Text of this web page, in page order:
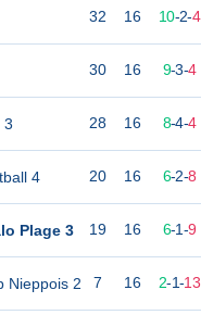
3
4
Plage 3
Nieppois 2
32 16 10-2-4
30 16 9-3-4
28 16 8-4-4
20 16 6-2-8
19 16 6-1-9
7 16 2-1-13